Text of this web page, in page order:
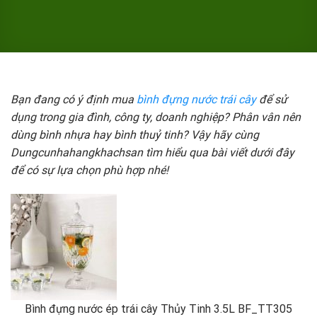
Bạn đang có ý định mua bình đựng nước trái câyđể sử
dụng trong gia đình, công ty, doanh nghiệp? Phân vân nên
dùng bình nhựa hay bình thuỷ tinh? Vậy hãy cùng
Dungcunhahangkhachsan tìm hiểu qua bài viết dưới đây
để có sự lựa chọn phù hợp nhé!
Bình đựng nước ép trái cây Thủy Tinh 3.5L BF_TT305